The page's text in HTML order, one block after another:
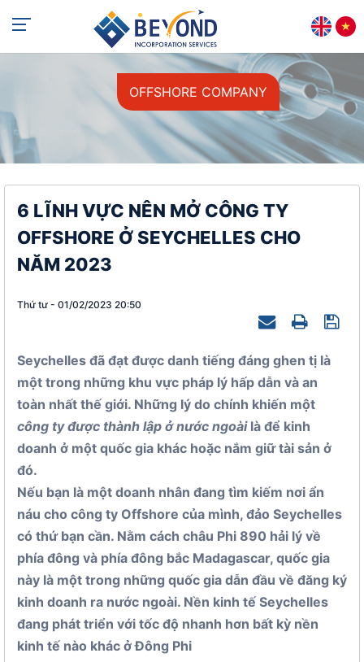
+84 813 405 565
support@beyondincorp.com
OFFSHORE COMPANY
6 LĨNH VỰC NÊN MỞ CÔNG TY
OFFSHORE Ở SEYCHELLES CHO
NĂM 2023
Thứ tư - 01/02/2023 20:50
Seychelles đã đạt được danh tiếng đáng ghen tị là
một trong những khu vực pháp lý hấp dẫn và an
toàn nhất thế giới. Những lý do chính khiến một
công ty được thành lập ở nước ngoàilà để kinh
doanh ở một quốc gia khác hoặc nắm giữ tài sản ở
đó.
Nếu bạn là một doanh nhân đang tìm kiếm nơi ẩn
náu cho công ty Offshore của mình, đảo Seychelles
có thứ bạn cần. Nằm cách châu Phi 890 hải lý về
phía đông và phía đông bắc Madagascar, quốc gia
này là một trong những quốc gia dẫn đầu về đăng ký
kinh doanh ra nước ngoài. Nền kinh tế Seychelles
đang phát triển với tốc độ nhanh hơn bất kỳ nền
kinh tế nào khác ở Đông Phi